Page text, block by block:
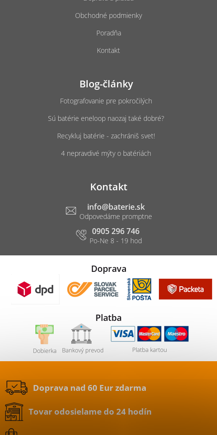
Obchodné podmienky
Poradňa
Kontakt
Blog-články
Fotografovanie pre pokročilých
Sú batérie eneloop naozaj také dobré?
Recykluj batérie - zachrániš svet!
4 nepravdivé mýty o batériách
Kontakt
info@baterie.sk
0905 296 746
Doprava
Platba
Doprava nad 60 Eur zdarma
Tovar odosielame do 24 hodín